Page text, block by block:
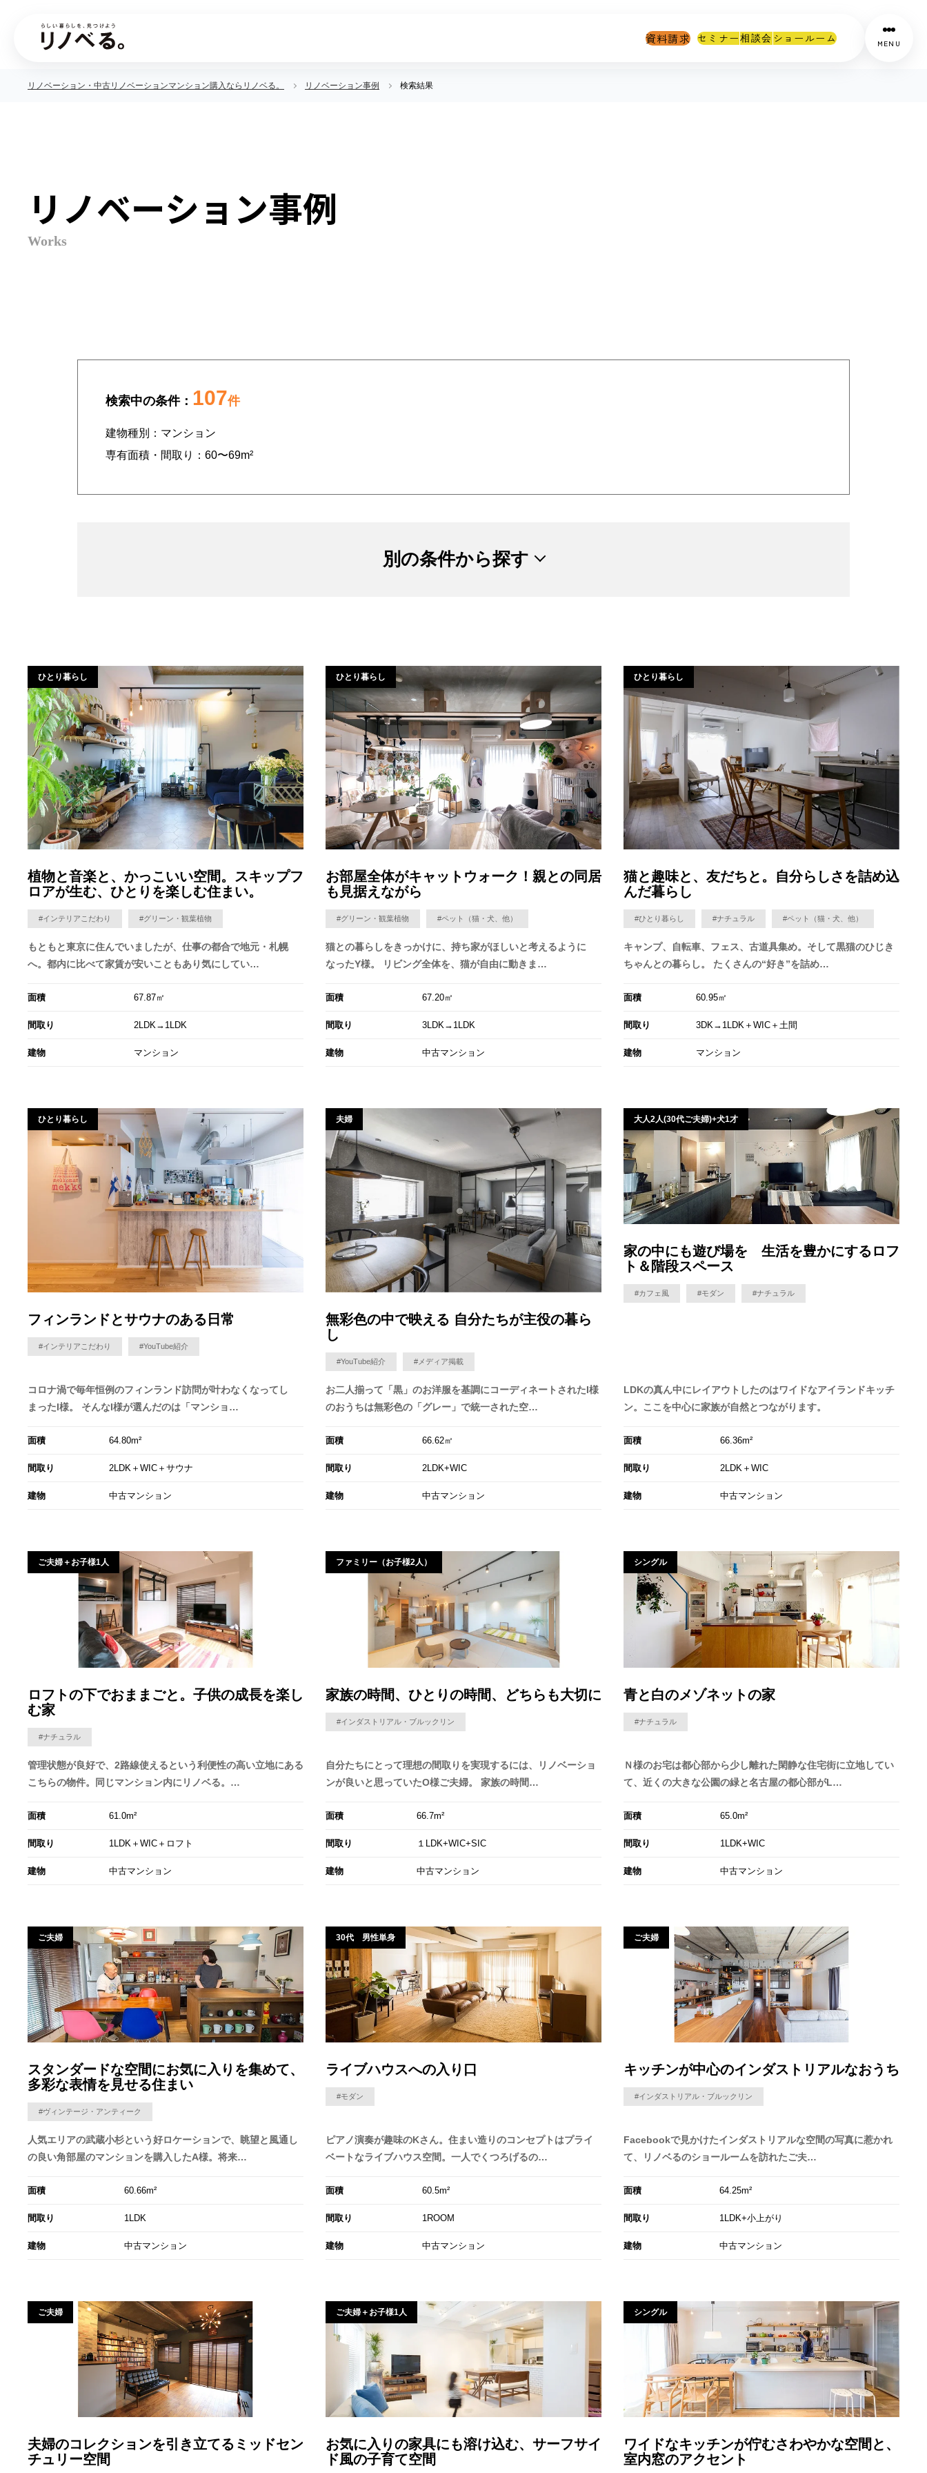
資料請求 セミナー 相談会 ショールーム MENU
リノベーション・中古リノベーションマンション購入ならリノベる。 リノベーション事例 検索結果
リノベーション事例
Works
検索中の条件： 107件
建物種別： マンション
専有面積・間取り： 60〜69m²
別の条件から探す
ひとり暮らし
植物と音楽と、かっこいい空間。スキップフ
ロアが生む、ひとりを楽しむ住まい。
#インテリアこだわり #グリーン・観葉植物
もともと東京に住んでいましたが、仕事の都合で地元・札幌
へ。都内に比べて家賃が安いこともあり気にしてい…
面積 67.87㎡
間取り 2LDK→1LDK
建物 マンション
ひとり暮らし
お部屋全体がキャットウォーク！親との同居
も見据えながら
#グリーン・観葉植物 #ペット（猫・犬、他）
猫との暮らしをきっかけに、持ち家がほしいと考えるように
なったY様。 リビング全体を、猫が自由に動きま…
面積 67.20㎡
間取り 3LDK→1LDK
建物 中古マンション
ひとり暮らし
猫と趣味と、友だちと。自分らしさを詰め込
んだ暮らし
#ひとり暮らし #ナチュラル #ペット（猫・犬、他）
キャンプ、自転車、フェス、古道具集め。そして黒猫のひじき
ちゃんとの暮らし。 たくさんの“好き”を詰め…
面積 60.95㎡
間取り 3DK→1LDK＋WIC＋土間
建物 マンション
ひとり暮らし
フィンランドとサウナのある日常
#インテリアこだわり #YouTube紹介
コロナ渦で毎年恒例のフィンランド訪問が叶わなくなってし
まったI様。 そんなI様が選んだのは「マンショ…
面積 64.80m²
間取り 2LDK＋WIC＋サウナ
建物 中古マンション
夫婦
無彩色の中で映える 自分たちが主役の暮ら
し
#YouTube紹介 #メディア掲載
お二人揃って「黒」のお洋服を基調にコーディネートされたI様
のおうちは無彩色の「グレー」で統一された空…
面積 66.62㎡
間取り 2LDK+WIC
建物 中古マンション
大人2人(30代ご夫婦)+犬1才
家の中にも遊び場を 生活を豊かにするロフ
ト＆階段スペース
#カフェ風 #モダン #ナチュラル
LDKの真ん中にレイアウトしたのはワイドなアイランドキッチ
ン。ここを中心に家族が自然とつながります。
面積 66.36m²
間取り 2LDK＋WIC
建物 中古マンション
ご夫婦＋お子様1人
ロフトの下でおままごと。子供の成長を楽し
む家
#ナチュラル
管理状態が良好で、2路線使えるという利便性の高い立地にある
こちらの物件。同じマンション内にリノベる。…
面積 61.0m²
間取り 1LDK＋WIC＋ロフト
建物 中古マンション
ファミリー（お子様2人）
家族の時間、ひとりの時間、どちらも大切に
#インダストリアル・ブルックリン
自分たちにとって理想の間取りを実現するには、リノベーショ
ンが良いと思っていたO様ご夫婦。 家族の時間…
面積 66.7m²
間取り １LDK+WIC+SIC
建物 中古マンション
シングル
青と白のメゾネットの家
#ナチュラル
Ｎ様のお宅は都心部から少し離れた閑静な住宅街に立地してい
て、近くの大きな公園の緑と名古屋の都心部がL…
面積 65.0m²
間取り 1LDK+WIC
建物 中古マンション
ご夫婦
スタンダードな空間にお気に入りを集めて、
多彩な表情を見せる住まい
#ヴィンテージ・アンティーク
人気エリアの武蔵小杉という好ロケーションで、眺望と風通し
の良い角部屋のマンションを購入したA様。将来…
面積 60.66m²
間取り 1LDK
建物 中古マンション
30代 男性単身
ライブハウスへの入り口
#モダン
ピアノ演奏が趣味のKさん。住まい造りのコンセプトはプライ
ベートなライブハウス空間。一人でくつろげるの…
面積 60.5m²
間取り 1ROOM
建物 中古マンション
ご夫婦
キッチンが中心のインダストリアルなおうち
#インダストリアル・ブルックリン
Facebookで見かけたインダストリアルな空間の写真に惹かれ
て、リノベるのショールームを訪れたご夫…
面積 64.25m²
間取り 1LDK+小上がり
建物 中古マンション
ご夫婦
夫婦のコレクションを引き立てるミッドセン
チュリー空間
ご夫婦＋お子様1人
お気に入りの家具にも溶け込む、サーフサイ
ド風の子育て空間
シングル
ワイドなキッチンが佇むさわやかな空間と、
室内窓のアクセント